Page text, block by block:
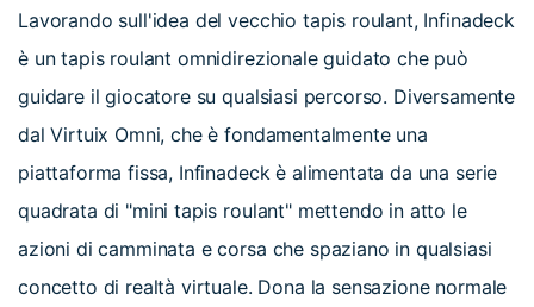
Lavorando sull'idea del vecchio tapis roulant, Infinadeck
è un tapis roulant omnidirezionale guidato che può
guidare il giocatore su qualsiasi percorso. Diversamente
dal Virtuix Omni, che è fondamentalmente una
piattaforma fissa, Infinadeck è alimentata da una serie
quadrata di "mini tapis roulant" mettendo in atto le
azioni di camminata e corsa che spaziano in qualsiasi
concetto di realtà virtuale. Dona la sensazione normale